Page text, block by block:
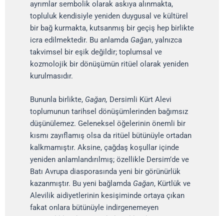
ayrımlar sembolik olarak askıya alınmakta,
topluluk kendisiyle yeniden duygusal ve kültürel
bir bağ kurmakta, kutsanmış bir geçiş hep birlikte
icra edilmektedir. Bu anlamda Gağan, yalnızca
takvimsel bir eşik değildir; toplumsal ve
kozmolojik bir dönüşümün ritüel olarak yeniden
kurulmasıdır.
Bununla birlikte, Gağan, Dersimli Kürt Alevi
toplumunun tarihsel dönüşümlerinden bağımsız
düşünülemez. Geleneksel öğelerinin önemli bir
kısmı zayıflamış olsa da ritüel bütünüyle ortadan
kalkmamıştır. Aksine, çağdaş koşullar içinde
yeniden anlamlandırılmış; özellikle Dersim’de ve
Batı Avrupa diasporasında yeni bir görünürlük
kazanmıştır. Bu yeni bağlamda Gağan, Kürtlük ve
Alevilik aidiyetlerinin kesişiminde ortaya çıkan
fakat onlara bütünüyle indirgenemeyen